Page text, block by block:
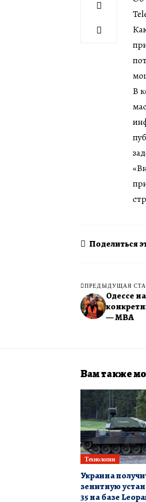
В
Поделиться
ПРЕДЫДУЩАЯ
Одессе
— МВА
Вам также
Технологии
Украина
зенитную
35 на базе